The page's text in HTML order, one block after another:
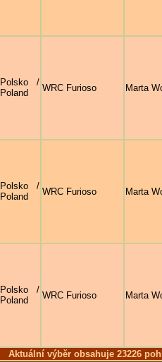
Aktuální výběr obsahuje 23226
Polsko /
Poland
WRC Furioso Marta
Polsko /
Poland
WRC Furioso Marta
Polsko /
Poland
WRC Furioso Marta